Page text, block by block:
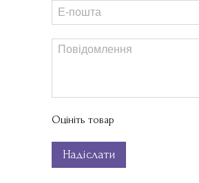
Оцініть товар
Надіслати